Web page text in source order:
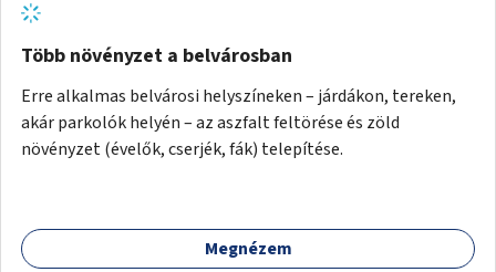
Több növényzet a belvárosban
Erre alkalmas belvárosi helyszíneken – járdákon, tereken,
akár parkolók helyén – az aszfalt feltörése és zöld
növényzet (évelők, cserjék, fák) telepítése.
Megnézem